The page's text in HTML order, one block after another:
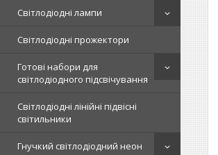
Світлодіодні лампи
Світлодіодні прожектори
Готові набори для
світлодіодного підсвічування
Світлодіодні лінійні підвісні
світильники
Гнучкий світлодіодний неон